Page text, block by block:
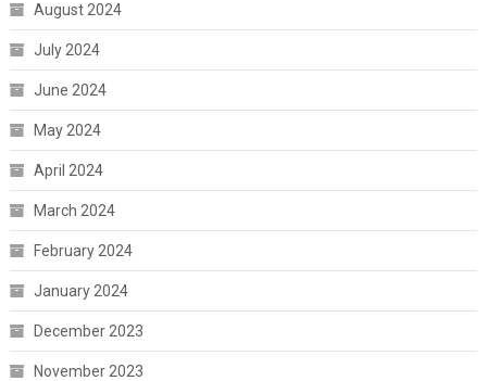
August 2024
July 2024
June 2024
May 2024
April 2024
March 2024
February 2024
January 2024
December 2023
November 2023